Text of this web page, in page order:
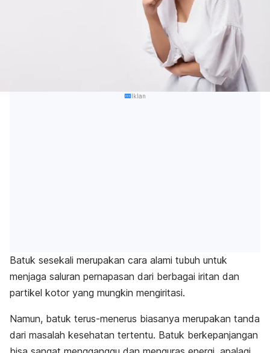
Iklan
Batuk sesekali merupakan cara alami tubuh untuk
menjaga saluran pernapasan dari berbagai iritan dan
partikel kotor yang mungkin mengiritasi.
Namun, batuk terus-menerus biasanya merupakan tanda
dari masalah kesehatan tertentu. Batuk berkepanjangan